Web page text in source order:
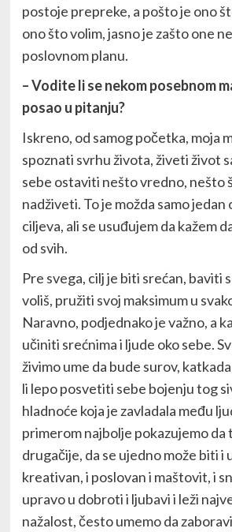
postoje prepreke, a pošto je ono
ono što volim, jasno je zašto one
poslovnom planu.
– Vodite li se nekom posebnom
posao u pitanju?
Iskreno, od samog početka, moja
spoznati svrhu života, živeti život
sebe ostaviti nešto vredno, nešto
nadživeti. To je možda samo jedan
ciljeva, ali se usuđujem da kažem
od svih.
Pre svega, cilj je biti srećan, baviti
voliš, pružiti svoj maksimum u
Naravno, podjednako je važno, a
učiniti srećnima i ljude oko sebe.
živimo ume da bude surov,
li lepo posvetiti sebe bojenju tog
hladnoće koja je zavladala među
primerom najbolje pokazujemo da
drugačije, da se ujedno može biti i
kreativan, i poslovan i maštovit, i
upravo u dobroti i ljubavi i leži
nažalost, često umemo da